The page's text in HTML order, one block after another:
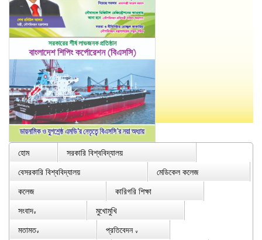
হোম
সরকারি বিশ্ববিদ্যালয়
বেসরকারি বিশ্ববিদ্যালয়
মেডিকেল কলেজ
কলেজ
কারিগরি শিক্ষা
সংবাদ∨
মুখোমুখি
মতামত∨ প্রতিবেদন ∨